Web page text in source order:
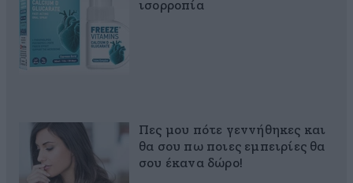
ισορροπία
Πες μου πότε γεννήθηκες και
θα σου πω ποιες εμπειρίες θα
σου έκανα δώρο!